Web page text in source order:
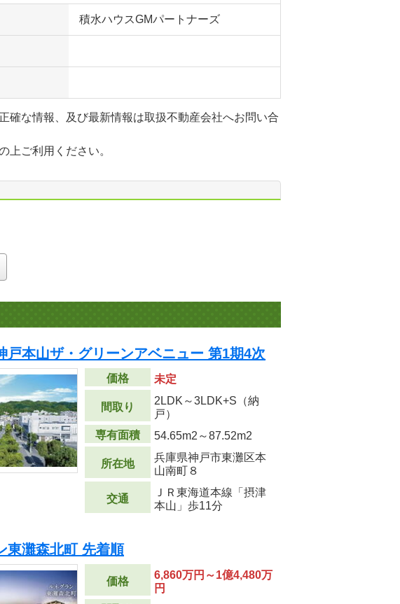
積水ハウスGMパートナーズ
確な情報、及び最新情報は取扱不動産会社へお問い合
上ご利用ください。
戸本山ザ・グリーンアベニュー 第1期4次
価格 未定
間取り
2LDK～3LDK+S（納
戸）
専有面積
54.65m2 ～87.52m2
所在地
兵庫県神戸市東灘区本
山南町８
交通
ＪＲ東海道本線「摂津
本山」歩11分
東灘森北町 先着順
価格
6,860万円～1億4,480万
円